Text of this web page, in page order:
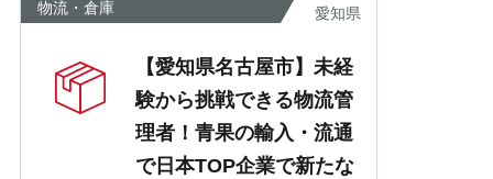
物流・倉庫 愛知県
【愛知県名古屋市】未経
験から挑戦できる物流管
理者！青果の輸入・流通
で日本TOP企業で新たな